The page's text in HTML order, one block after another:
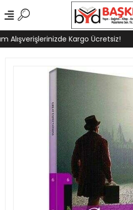
Alışverişlerinizde Kargo Ücretsiz!